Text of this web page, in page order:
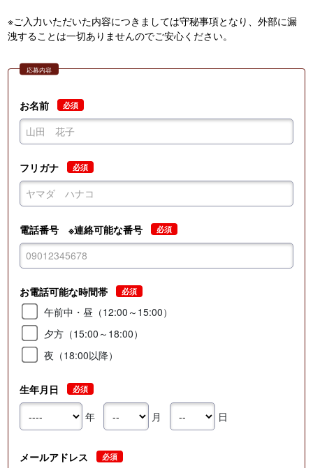
※ご入力いただいた内容につきましては守秘事項となり、外部に漏
洩することは一切ありませんのでご安心ください。
応募内容
お名前 必須
フリガナ 必須
電話番号 ※連絡可能な番号 必須
お電話可能な時間帯 必須
午前中・昼（12:00～15:00）
夕方（15:00～18:00）
夜（18:00以降）
生年月日 必須
年 月 日
メールアドレス 必須